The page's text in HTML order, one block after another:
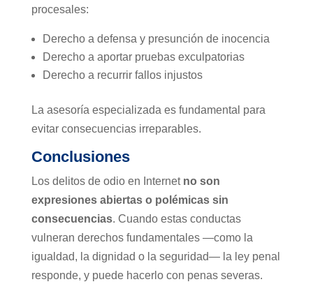
procesales:
Derecho a defensa y presunción de inocencia
Derecho a aportar pruebas exculpatorias
Derecho a recurrir fallos injustos
La asesoría especializada es fundamental para
evitar consecuencias irreparables.
Conclusiones
Los delitos de odio en Internet no son
expresiones abiertas o polémicas sin
consecuencias. Cuando estas conductas
vulneran derechos fundamentales —como la
igualdad, la dignidad o la seguridad— la ley penal
responde, y puede hacerlo con penas severas.